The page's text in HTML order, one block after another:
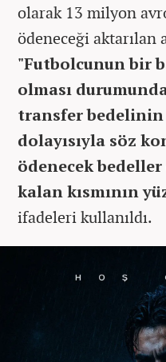
olarak 13 milyon
ödeneceği aktarılan
"Futbolcunun bir
olması
transfer bedelinin
dolayısıyla söz
ödenecek
kalan kısmının
ifadeleri kullanıldı.